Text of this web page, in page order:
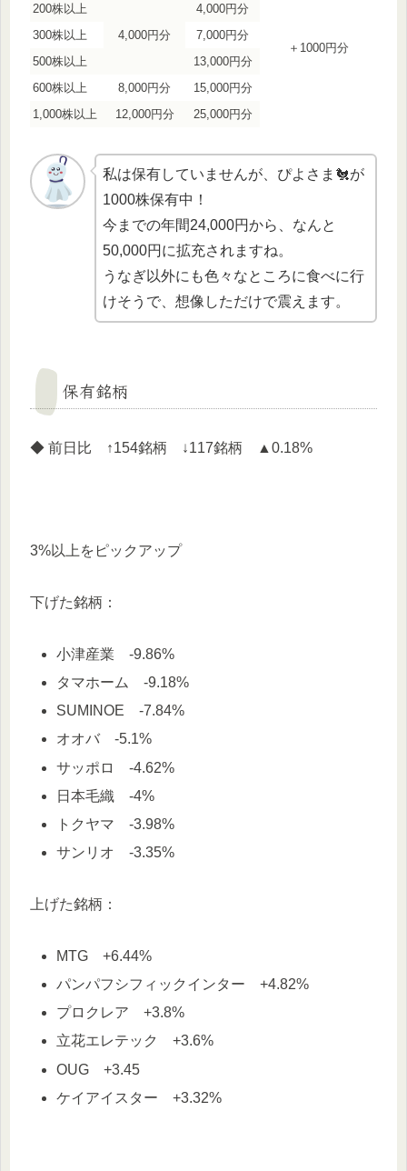
＋1000円分
200株以上
4,000円分
4,000円分
300株以上
7,000円分
500株以上
13,000円分
600株以上
8,000円分
15,000円分
1,000株以上
12,000円分 25,000円分
私は保有していませんが、ぴよさま🐔が
1000株保有中！
今までの年間24,000円から、なんと
50,000円に拡充されますね。
うなぎ以外にも色々なところに食べに行
けそうで、想像しただけで震えます。
保有銘柄
◆ 前日比 ↑154銘柄 ↓117銘柄 ▲0.18%
3%以上をピックアップ
下げた銘柄：
小津産業 -9.86%
タマホーム -9.18%
SUMINOE -7.84%
オオバ -5.1%
サッポロ -4.62%
日本毛織 -4%
トクヤマ -3.98%
サンリオ -3.35%
上げた銘柄：
MTG +6.44%
パンパフシフィックインター +4.82%
プロクレア +3.8%
立花エレテック +3.6%
OUG +3.45
ケイアイスター +3.32%